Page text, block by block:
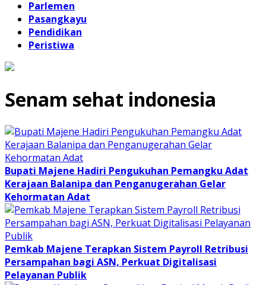
Parlemen
Pasangkayu
Pendidikan
Peristiwa
Senam sehat indonesia
Bupati Majene Hadiri Pengukuhan Pemangku Adat
Kerajaan Balanipa dan Penganugerahan Gelar
Kehormatan Adat
Pemkab Majene Terapkan Sistem Payroll Retribusi
Persampahan bagi ASN, Perkuat Digitalisasi
Pelayanan Publik